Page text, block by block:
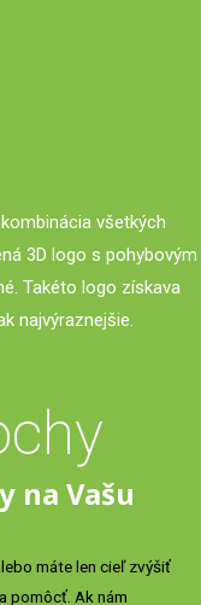
všetkých
3D logo s pohybovým
Takéto logo získava
najvýraznejšie.
na Vašu
máte len cieľ zvýšiť
pomôcť. Ak nám